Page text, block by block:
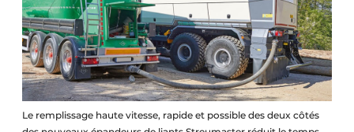
Le remplissage haute vitesse, rapide et possible des deux côtés